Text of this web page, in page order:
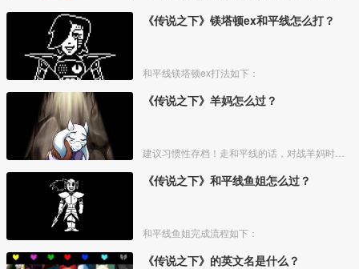
《传说之下》镁塔顿ex和平线怎么打？
和平线镁塔顿ex打法如下：
《传说之下》羊妈怎么过？
《传说之下》和平线鱼姐怎么过？
和平线鱼姐完成流程如下：
《传说之下》的英文名是什么？